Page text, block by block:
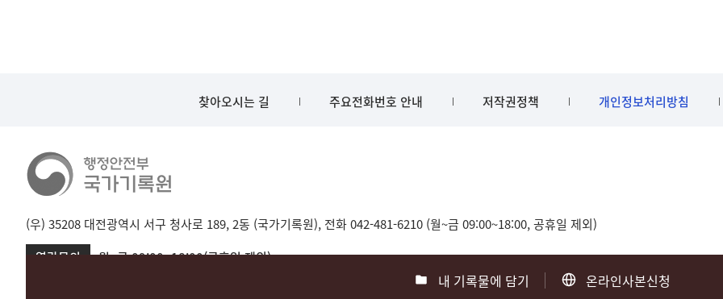
내 기록물에 담기 온라인사본신청
찾아오시는 길 주요전화번호 안내 저작권정책 개인정보처리방침
(우) 35208 대전광역시 서구 청사로 189, 2동 (국가기록원), 전화 042-481-6210 (월~금 09:00~18:00, 공휴일 제외)
열람문의
월~금 09:00~18:00(공휴일 제외)
부산 051-550-8023 광주 062-975-5791